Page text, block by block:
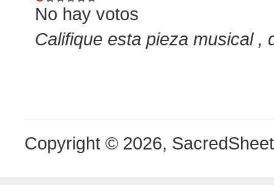
No hay votos
Califique esta pieza musical ,
Copyright © 2026,